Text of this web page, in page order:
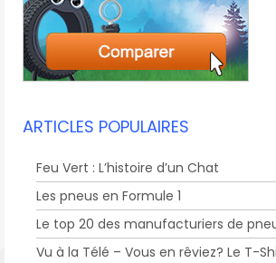
ARTICLES POPULAIRES
Feu Vert : L’histoire d’un Chat
Les pneus en Formule 1
Le top 20 des manufacturiers de
Vu à la Télé – Vous en rêviez? Le T-